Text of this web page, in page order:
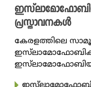
ഇസ്‌ലാമോഫോബിയ
പ്രസ്താവനകൾ
കേരളത്തിലെ
ഇസ്‌ലാമോഫോബിക്
ഇസ്‌ലാമോഫോബിയ